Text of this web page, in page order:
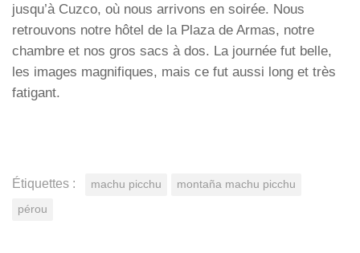
jusqu’à Cuzco, où nous arrivons en soirée. Nous
retrouvons notre hôtel de la Plaza de Armas, notre
chambre et nos gros sacs à dos. La journée fut belle,
les images magnifiques, mais ce fut aussi long et très
fatigant.
Étiquettes : machu picchu montaña machu picchu
pérou